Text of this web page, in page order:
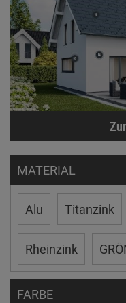
MATERIAL
Alu Titanzink
Rheinzink
FARBE